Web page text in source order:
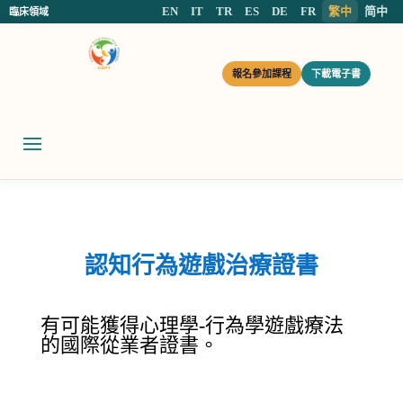
臨床領域 EN IT TR ES DE FR 繁中 简中
報名參加課程 下載電子書
認知行為遊戲治療證書
有可能獲得心理學-行為學遊戲療法
的國際從業者證書。